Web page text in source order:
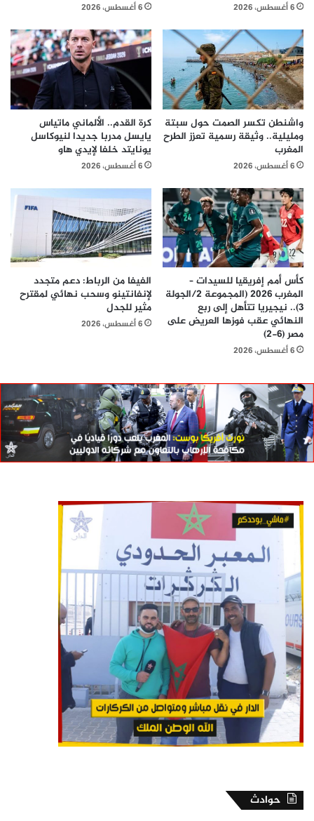
6 أغسطس، 2026 6 أغسطس، 2026
واشنطن تكسر الصمت حول سبتة
ومليلية.. وثيقة رسمية تعزز الطرح
المغرب
6 أغسطس، 2026
كرة القدم.. الألماني ماتياس
يايسل مدربا جديدا لنيوكاسل
يونايتد خلفا لإيدي هاو
6 أغسطس، 2026
كأس أمم إفريقيا للسيدات –
المغرب 2026 (المجموعة 2/الجولة
3).. نيجيريا تتأهل إلى ربع
النهائي عقب فوزها العريض على
مصر (6-2)
6 أغسطس، 2026
الفيفا من الرباط: دعم متجدد
لإنفانتينو وسحب نهائي لمقترح
مثير للجدل
6 أغسطس، 2026
حوادث